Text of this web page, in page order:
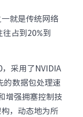
· CN9300-32C
· SC7650EL-32D
就是传统网络
占到20%到
采用了NVIDIA
的数据包处理速
增强拥塞控制技
，动态地为所